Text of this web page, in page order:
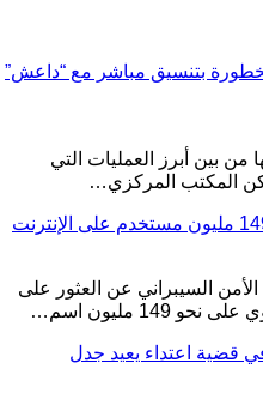
بتنسيق مباشر مع “داعش”
من بين أبرز العمليات التي
السيبراني عن العثور على
مليون اسم…
بـ15 سنة سجنا في قضية اعتداء يعيد جدل